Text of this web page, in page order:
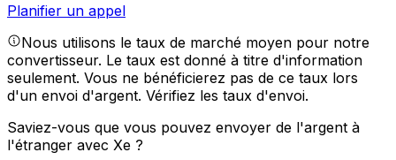
Planifier un appel
Nous utilisons le taux de marché moyen pour notre
convertisseur. Le taux est donné à titre d'information
seulement. Vous ne bénéficierez pas de ce taux lors
d'un envoi d'argent. Vérifiez les taux d'envoi.
Saviez-vous que vous pouvez envoyer de l'argent à
l'étranger avec Xe ?